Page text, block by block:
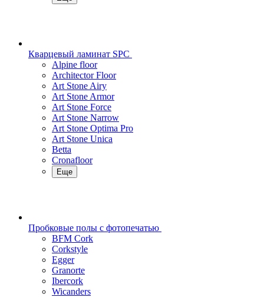
Кварцевый ламинат SPC
Alpine floor
Architector Floor
Art Stone Airy
Art Stone Armor
Art Stone Force
Art Stone Narrow
Art Stone Optima Pro
Art Stone Unica
Betta
Cronafloor
Еще
Пробковые полы с фотопечатью
BFM Cork
Corkstyle
Egger
Granorte
Ibercork
Wicanders